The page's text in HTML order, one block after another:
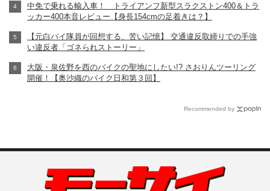
中免で乗れる輸入車！ トライアンフ新型スラクストン400＆トラ
ッカー400本音レビュー【身長154cmの足着きは？】
【元白バイ隊員が回想する、苦い記憶】 交通違反取締りでの手強
い違反者「ゴネられストーリー」
大阪・泉佐野を西のバイクの聖地にしたい!? さおりんツーリング
開催！【奥沙織のバイク日和第３回】
Recommended by